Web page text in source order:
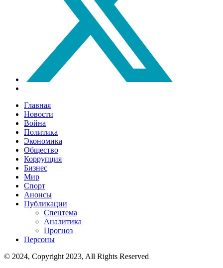
Главная
Новости
Война
Политика
Экономика
Общество
Коррупция
Бизнес
Мир
Спорт
Анонсы
Публикации
Спецтема
Аналитика
Прогноз
Персоны
© 2024, Copyright 2023, All Rights Reserved